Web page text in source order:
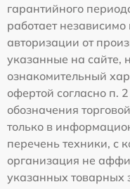
гарантийного
работает
авторизации от
указанные на сайте,
ознакомительный
офертой согласно п.
обозначения
только в
перечень техники, с
организация не
указанных товарных